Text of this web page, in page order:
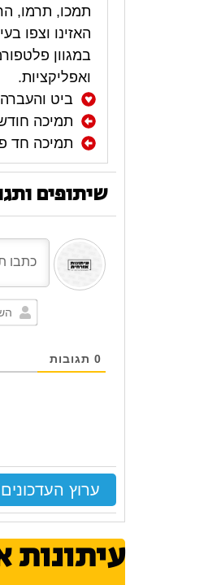
תמכו, תרמו,
האזינו וצפו
במגוון
ואפליקציות.
ביט
תמיכה
תמיכה חד
שיתופים
0 תגובות
ערוץ העדכונים